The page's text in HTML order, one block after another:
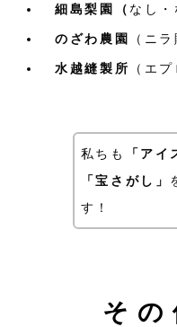
細島梨園（ なし・
のざわ農園 （ニ
水越縫製所 （エ
私ちも 「ア
「宝さがし」
す！
その